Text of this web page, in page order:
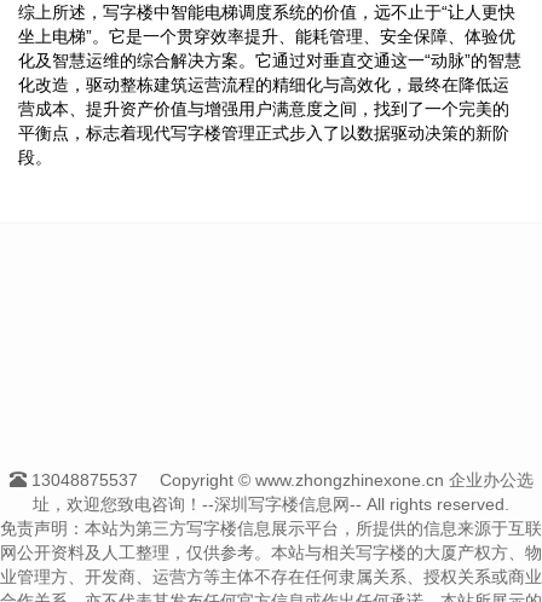
综上所述，写字楼中智能电梯调度系统的价值，远不止于“让人更快
坐上电梯”。它是一个贯穿效率提升、能耗管理、安全保障、体验优
化及智慧运维的综合解决方案。它通过对垂直交通这一“动脉”的智慧
化改造，驱动整栋建筑运营流程的精细化与高效化，最终在降低运
营成本、提升资产价值与增强用户满意度之间，找到了一个完美的
平衡点，标志着现代写字楼管理正式步入了以数据驱动决策的新阶
段。
13048875537
Copyright © www.zhongzhinexone.cn 企业办公选
址，欢迎您致电咨询！--深圳写字楼信息网-- All rights reserved.
免责声明：本站为第三方写字楼信息展示平台，所提供的信息来源于互联
网公开资料及人工整理，仅供参考。本站与相关写字楼的大厦产权方、物
业管理方、开发商、运营方等主体不存在任何隶属关系、授权关系或商业